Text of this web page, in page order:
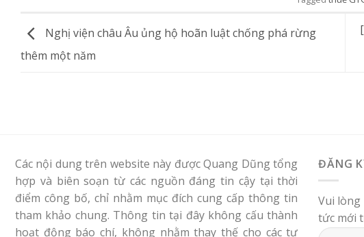
Nghị viện châu Âu ủng hộ hoãn luật chống phá rừng
thêm một năm
Các nội dung trên website này được Quang Dũng tổng
hợp và biên soạn từ các nguồn đáng tin cậy tại thời
điểm công bố, chỉ nhằm mục đích cung cấp thông tin
tham khảo chung. Thông tin tại đây không cấu thành
hoạt động báo chí, không nhằm thay thế cho các tư
ĐĂNG
Vui lòng
tức mới